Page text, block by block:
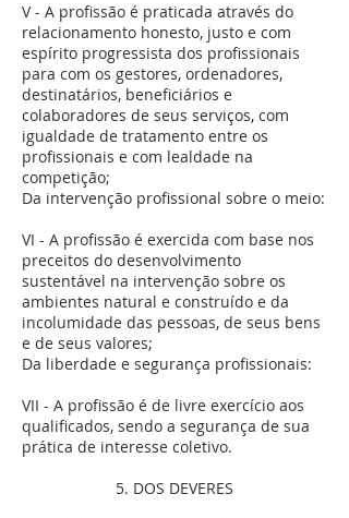
V - A profissão é praticada através do
relacionamento honesto, justo e com
espírito progressista dos profissionais
para com os gestores, ordenadores,
destinatários, beneficiários e
colaboradores de seus serviços, com
igualdade de tratamento entre os
profissionais e com lealdade na
competição;
Da intervenção profissional sobre o meio:
VI - A profissão é exercida com base nos
preceitos do desenvolvimento
sustentável na intervenção sobre os
ambientes natural e construído e da
incolumidade das pessoas, de seus bens
e de seus valores;
Da liberdade e segurança profissionais:
VII - A profissão é de livre exercício aos
qualificados, sendo a segurança de sua
prática de interesse coletivo.
5. DOS DEVERES